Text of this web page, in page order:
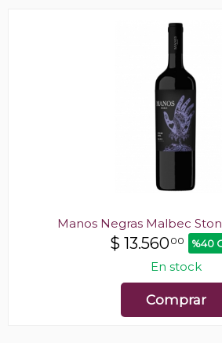
Manos Negras Malbec
$ 13.56000 %40
En stock
Comprar